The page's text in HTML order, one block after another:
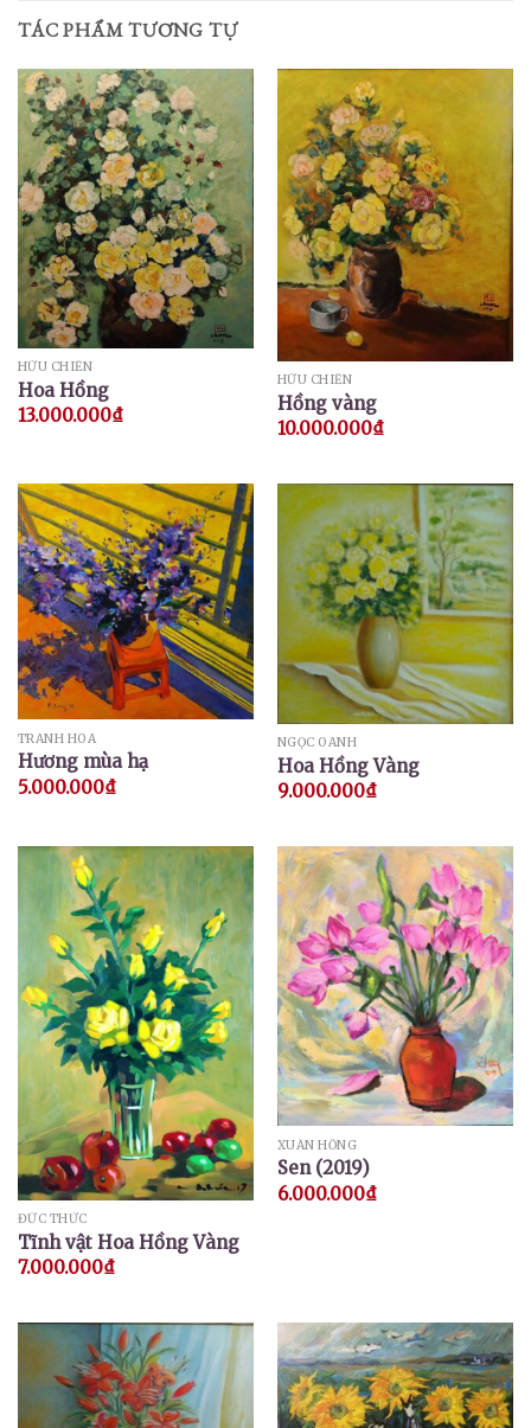
TÁC PHẨM TƯƠNG TỰ
HỮU CHIẾN
Hoa Hồng
13.000.000₫
HỮU CHIẾN
Hồng vàng
10.000.000₫
TRANH HOA
Hương mùa hạ
5.000.000₫
NGỌC OANH
Hoa Hồng Vàng
9.000.000₫
ĐỨC THỨC
Tĩnh vật Hoa Hồng Vàng
7.000.000₫
XUÂN HỒNG
Sen (2019)
6.000.000₫